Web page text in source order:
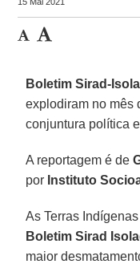
Boletim Sirad-
explodiram no mês
conjuntura política
A reportagem é de
por Instituto
As Terras
Boletim Sirad
maior